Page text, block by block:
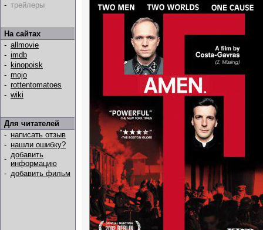
- трейлеры
На сайтах
- allmovie
- imdb
- kinopoisk
- mojo
- rottentomatoes
- wiki
Для читателей
- написать отзыв
- нашли ошибку?
- добавить
информацию
- добавить фильм